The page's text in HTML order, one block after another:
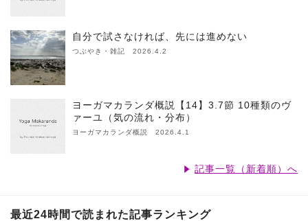
自分で試さなければ、先には進めない
つぶやき・雑記 2026.4.2
ヨーガマカランダ概説【14】3.7節 10種類のヴ
ァーユ（気の流れ・分布）
ヨーガマカランダ概説 2026.4.1
記事一覧（新着順）へ
最近24時間で読まれた記事ランキング